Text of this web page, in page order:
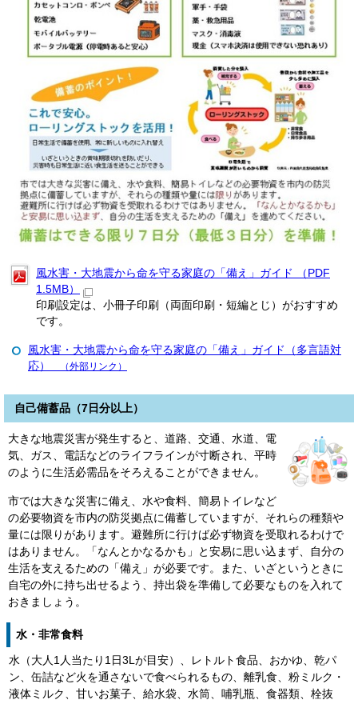
風水害・大地震から命を守る家庭の「備え」ガイド （PDF
1.5MB）
印刷設定は、小冊子印刷（両面印刷・短編とじ）がおすすめ
です。
風水害・大地震から命を守る家庭の「備え」ガイド（多言語対
応）
（外部リンク）
自己備蓄品（7日分以上）
大きな地震災害が発生すると、道路、交通、水道、電
気、ガス、電話などのライフラインが寸断され、平時
のように生活必需品をそろえることができません。
市では大きな災害に備え、水や食料、簡易トイレなど
の必要物資を市内の防災拠点に備蓄していますが、それらの種類や
量には限りがあります。避難所に行けば必ず物資を受取れるわけで
はありません。「なんとかなるかも」と安易に思い込まず、自分の
生活を支えるための「備え」が必要です。また、いざというときに
自宅の外に持ち出せるよう、持出袋を準備して必要なものを入れて
おきましょう。
水・非常食料
水（大人1人当たり1日3Lが目安）、レトルト食品、おかゆ、乾パ
ン、缶詰など火を通さないで食べられるもの、離乳食、粉ミルク・
液体ミルク、甘いお菓子、給水袋、水筒、哺乳瓶、食器類、栓抜